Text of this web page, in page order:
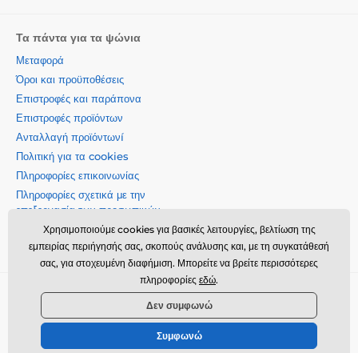
Τα πάντα για τα ψώνια
Μεταφορά
Όροι και προϋποθέσεις
Επιστροφές και παράπονα
Επιστροφές προϊόντων
Ανταλλαγή προϊόντωνí
Πολιτική για τα cookies
Πληροφορίες επικοινωνίας
Πληροφορίες σχετικά με την
επεξεργασία των προσωπικών
δεδομένων
Σχετικά με την εταιρεία μας
Momanio s.r.o., Okružní 361/14, 74718, Píšť, Czech republic,
VAT: CZ09604707, info@momanio.gr
© 2026 www.momanio.gr ⦁ Κατασκευή eshop
Χρησιμοποιούμε cookies για βασικές λειτουργίες, βελτίωση της
εμπειρίας περιήγησής σας, σκοπούς ανάλυσης και, με τη συγκατάθεσή
σας, για στοχευμένη διαφήμιση. Μπορείτε να βρείτε περισσότερες
πληροφορίες εδώ.
Δεν συμφωνώ
Συμφωνώ